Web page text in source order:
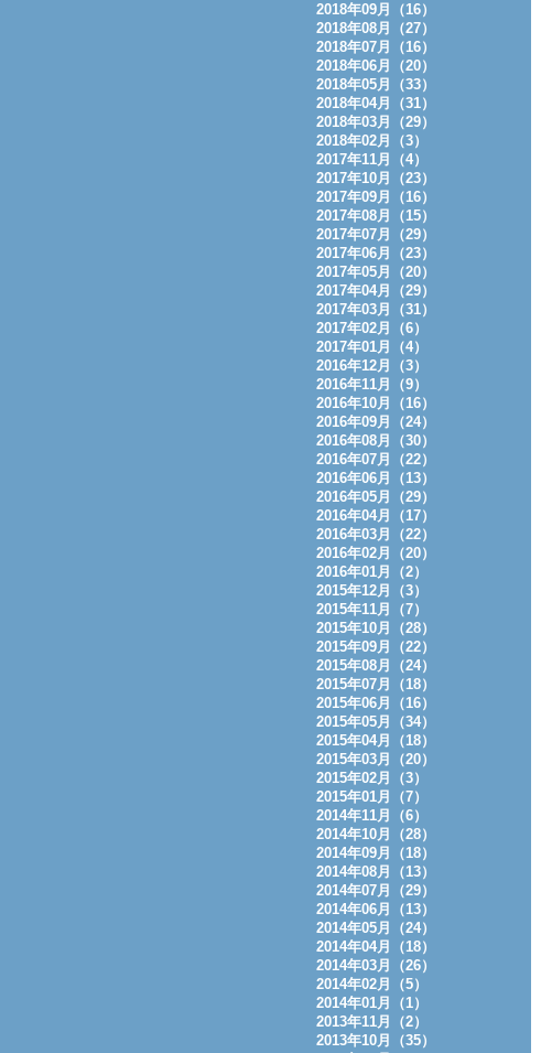
2018年09月（16）
2018年08月（27）
2018年07月（16）
2018年06月（20）
2018年05月（33）
2018年04月（31）
2018年03月（29）
2018年02月（3）
2017年11月（4）
2017年10月（23）
2017年09月（16）
2017年08月（15）
2017年07月（29）
2017年06月（23）
2017年05月（20）
2017年04月（29）
2017年03月（31）
2017年02月（6）
2017年01月（4）
2016年12月（3）
2016年11月（9）
2016年10月（16）
2016年09月（24）
2016年08月（30）
2016年07月（22）
2016年06月（13）
2016年05月（29）
2016年04月（17）
2016年03月（22）
2016年02月（20）
2016年01月（2）
2015年12月（3）
2015年11月（7）
2015年10月（28）
2015年09月（22）
2015年08月（24）
2015年07月（18）
2015年06月（16）
2015年05月（34）
2015年04月（18）
2015年03月（20）
2015年02月（3）
2015年01月（7）
2014年11月（6）
2014年10月（28）
2014年09月（18）
2014年08月（13）
2014年07月（29）
2014年06月（13）
2014年05月（24）
2014年04月（18）
2014年03月（26）
2014年02月（5）
2014年01月（1）
2013年11月（2）
2013年10月（35）